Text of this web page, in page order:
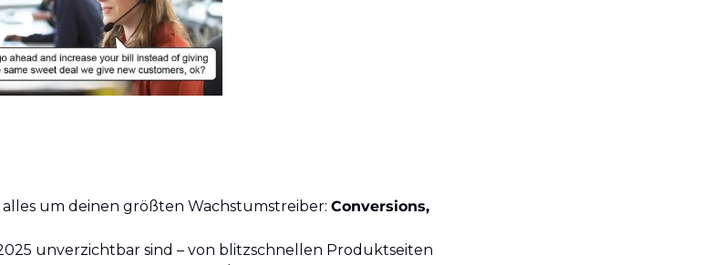
um deinen größten Wachstumstreiber: Conversions,
unverzichtbar sind – von blitzschnellen Produktseiten